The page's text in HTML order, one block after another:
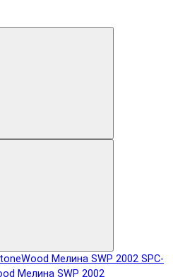
SPC-
Мелина SWP 2002